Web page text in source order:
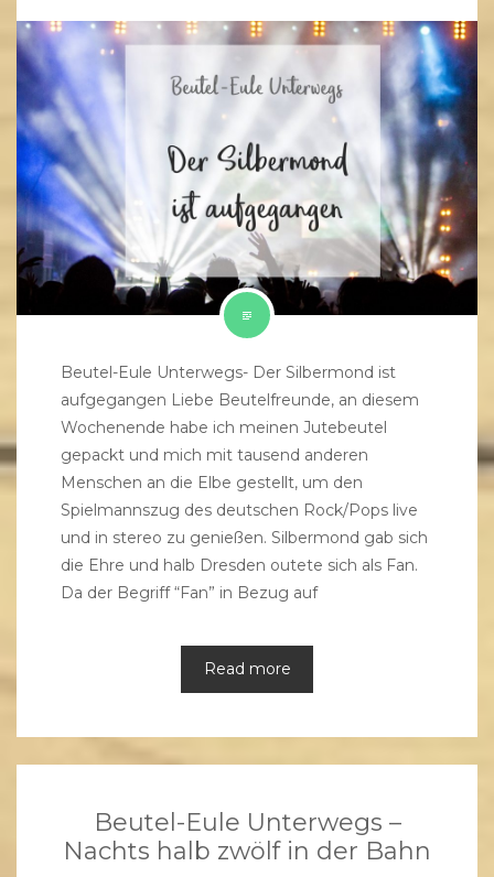
Beutel-Eule Unterwegs- Der Silbermond ist
aufgegangen Liebe Beutelfreunde, an diesem
Wochenende habe ich meinen Jutebeutel
gepackt und mich mit tausend anderen
Menschen an die Elbe gestellt, um den
Spielmannszug des deutschen Rock/Pops live
und in stereo zu genießen. Silbermond gab sich
die Ehre und halb Dresden outete sich als Fan.
Da der Begriff “Fan” in Bezug auf
Read more
Beutel-Eule Unterwegs –
Nachts halb zwölf in der Bahn